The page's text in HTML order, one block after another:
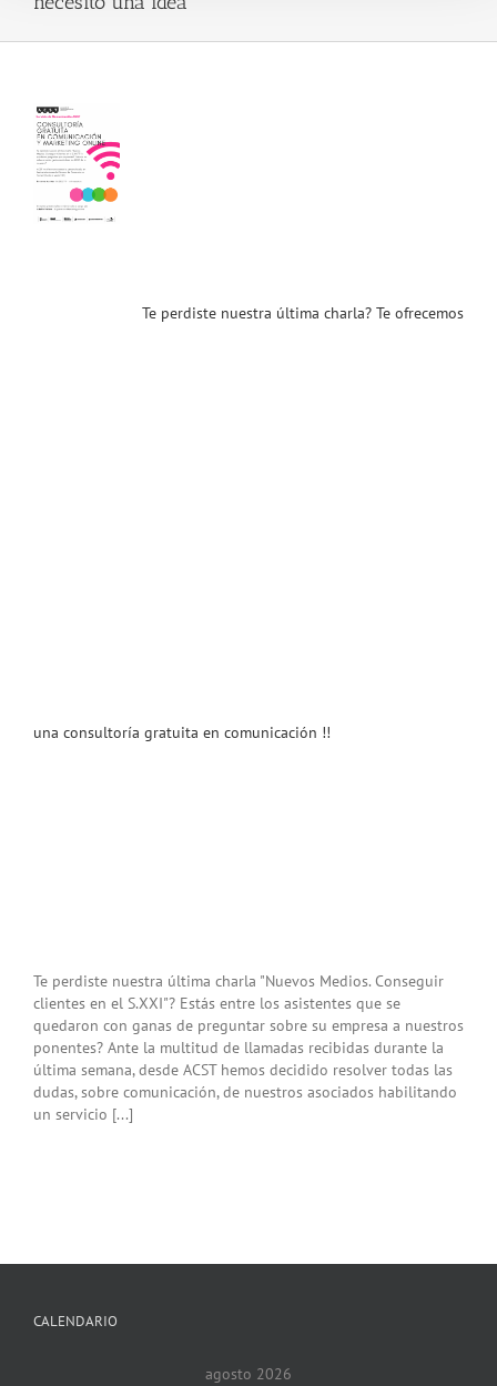
Te perdiste nuestra última charla? Te ofrecemos
una consultoría gratuita en comunicación !!
Te perdiste nuestra última charla "Nuevos Medios. Conseguir
clientes en el S.XXI"? Estás entre los asistentes que se
quedaron con ganas de preguntar sobre su empresa a nuestros
ponentes? Ante la multitud de llamadas recibidas durante la
última semana, desde ACST hemos decidido resolver todas las
dudas, sobre comunicación, de nuestros asociados habilitando
un servicio [...]
CALENDARIO
agosto 2026